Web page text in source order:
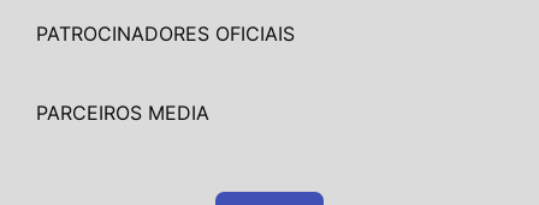
PATROCINADORES OFICIAIS
PARCEIROS MEDIA